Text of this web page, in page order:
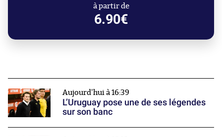
à partir de
6.90€
Aujourd'hui à 16:39
L’Uruguay pose une de ses légendes
sur son banc